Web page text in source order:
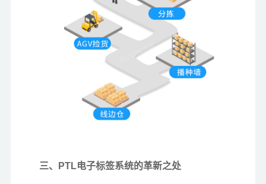
三、PTL电子标签系统的革新之处